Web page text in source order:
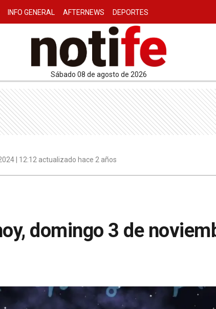
INFO GENERAL AFTERNEWS DEPORTES
sábado 08 de agosto de 2026
| 12:12 actualizado hace 2 años
domingo 3 de